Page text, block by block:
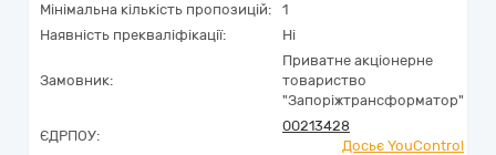
Мінімальна кількість пропозицій:
1
Наявність прекваліфікації:
Ні
Замовник:
Приватне акціонерне
товариство
"Запоріжтрансформатор"
ЄДРПОУ:
00213428
Досьє YouControl